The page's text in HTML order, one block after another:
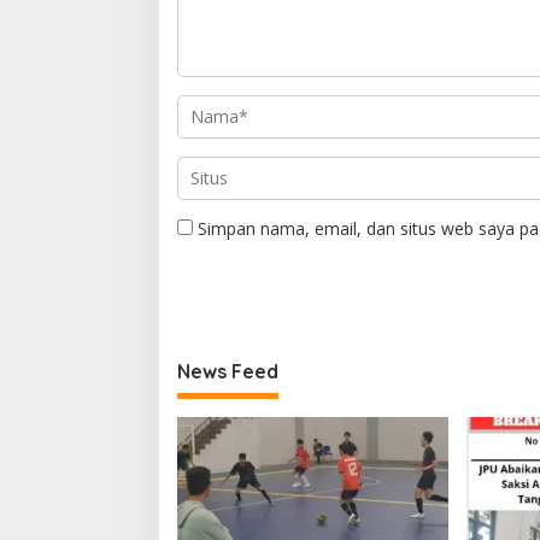
Simpan nama, email, dan situs web saya
News Feed